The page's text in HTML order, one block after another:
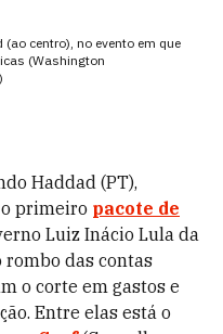
centro), no evento em que
(Washington
Haddad (PT),
primeiro pacote de
Luiz Inácio Lula da
das contas
o corte em gastos e
Entre elas está o